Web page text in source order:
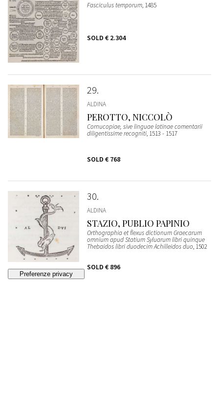
Fasciculus temporum, 1485
SOLD € 2.304
29
ALDINA
PEROTTO, NICCOLÒ
Cornucopiae, sive linguae latinae comentarii
diligentissime recogniti, 1513 - 1517
SOLD € 768
30
ALDINA
STAZIO, PUBLIO PAPINIO
Orthographia et flexus dictionum Graecarum
omnium apud Statium Syluarum libri quinque
Thebaidos libri duodecim Achilleidos duo, 1502
SOLD € 896